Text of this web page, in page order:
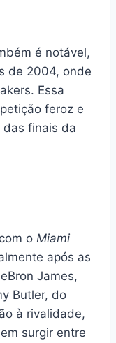
é notável,
de 2004, onde
Essa
feroz e
das finais da
o Miami
após as
James,
Butler, do
à rivalidade,
surgir entre